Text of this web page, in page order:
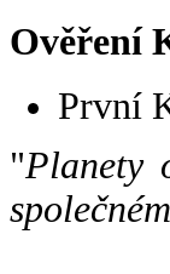
Ověření
První
"Planety